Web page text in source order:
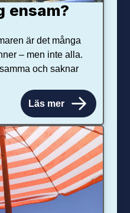
ensam?
är det många
– men inte alla.
och saknar
Läs mer